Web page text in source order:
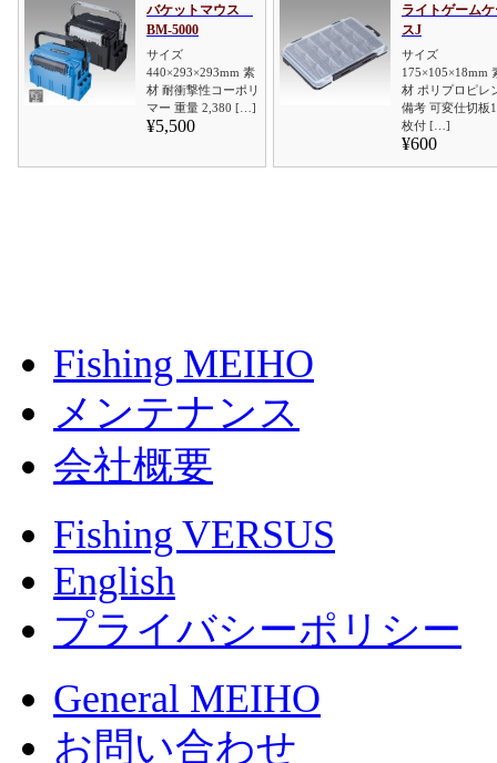
バケットマウス
BM-5000
サイズ
440×293×293mm 素
材 耐衝撃性コーポリ
マー 重量 2,380 […]
¥5,500
ライトゲーム
スJ
サイズ
175×105×18mm
材 ポリプロピレ
備考 可変仕切板
枚付 […]
¥600
Fishing MEIHO
メンテナンス
会社概要
Fishing VERSUS
English
プライバシーポリシー
General MEIHO
お問い合わせ